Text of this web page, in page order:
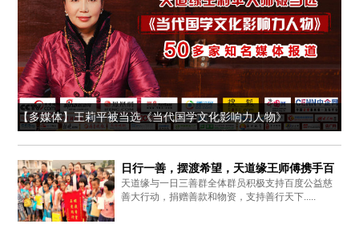
【多媒体】王莉平被当选《当代国学文化影响力人物》
日行一善，摆渡希望，天道缘王师傅携手百
度爱心同行
天道缘与一日三善群全体群员积极支持百度公益慈
善大行动，捐赠善款和物资，支持善行天下.....